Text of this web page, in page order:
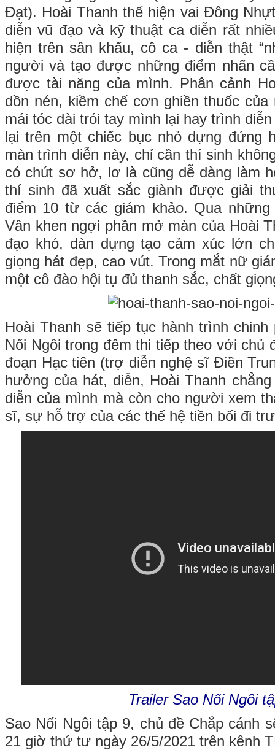
Đạt). Hoài Thanh thể hiện vai Đông
diễn vũ đạo và kỹ thuật ca diễn rất
hiện trên sân khấu, cô ca - diễn thật
người và tạo được những điểm nhấn
được tài năng của mình. Phân cảnh
dồn nén, kiềm chế cơn ghiền thuốc
mái tóc dài trói tay mình lại hay trình
lại trên một chiếc bục nhỏ dựng đứng
màn trình diễn này, chỉ cần thí sinh
có chút sơ hở, lơ là cũng dễ dàng làm
thí sinh đã xuất sắc giành được giải
điểm 10 từ các giám khảo. Qua
Vân khen ngợi phần mở màn của Hoài
đạo khó, dàn dựng tạo cảm xúc lớn
giọng hát đẹp, cao vút. Trong mắt nữ
một cô đào hội tụ đủ thanh sắc, chất
Hoài Thanh sẽ tiếp tục hành trình
Nối Ngôi trong đêm thi tiếp theo với chủ
đoạn Hạc tiên (trợ diễn nghệ sĩ Điền
hưởng của hát, diễn, Hoài Thanh
diễn của mình mà còn cho người xem
sĩ, sự hỗ trợ của các thế hệ tiền bối đi
Trailer Sao Nối Ngôi
Sao Nối Ngôi tập 9, chủ đề Chắp cánh
21 giờ thứ tư ngày 26/5/2021 trên kênh